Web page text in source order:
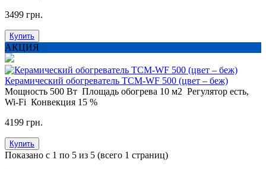
3499 грн.
Купить
АКЦИЯ
Керамический обогреватель ТСM-WF 500 (цвет – беж)
Мощность 500 Вт Площадь обогрева 10 м2 Регулятор есть,
Wi-Fi Конвекция 15 %
4199 грн.
Купить
Показано с 1 по 5 из 5 (всего 1 страниц)